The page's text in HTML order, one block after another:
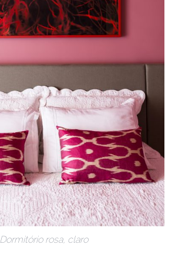
Dormitório rosa, claro